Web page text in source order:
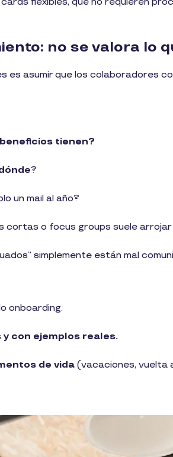
no se valora lo
es asumir que los colaboradores
tienen?
?
un mail al año?
cortas o focus groups suele
simplemente están mal
onboarding.
y con ejemplos reales.
de vida (vacaciones, vuelta